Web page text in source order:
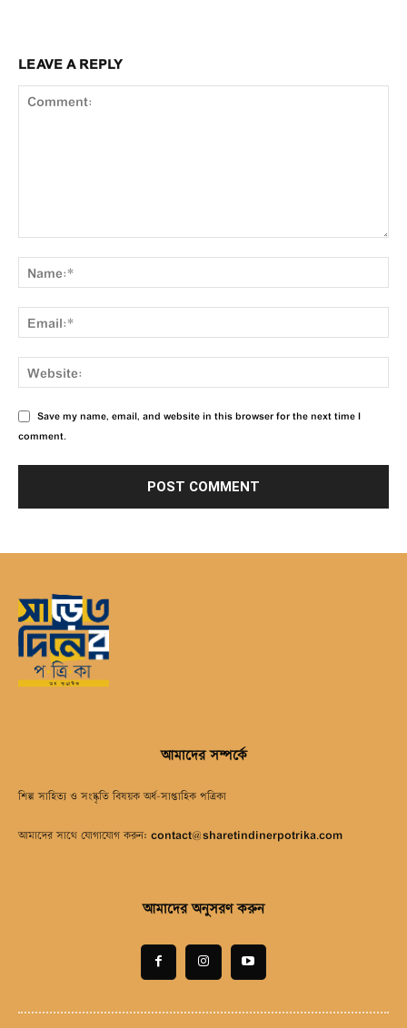
LEAVE A REPLY
Save my name, email, and website in this browser for the next time I
comment.
আমাদের সম্পর্কে
শিল্প সাহিত্য ও সংস্কৃতি বিষয়ক অর্ধ-সাপ্তাহিক পত্রিকা
আমাদের সাথে যোগাযোগ করুন: contact@sharetindinerpotrika.com
আমাদের অনুসরণ করুন